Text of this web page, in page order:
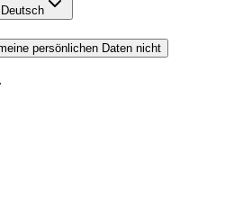
Deutsch
persönlichen Daten nicht